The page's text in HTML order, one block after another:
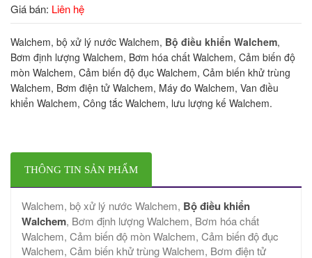
Giá bán: Liên hệ
Walchem, bộ xử lý nước Walchem, Bộ điều khiển Walchem,
Bơm định lượng Walchem, Bơm hóa chất Walchem, Cảm biến độ
mòn Walchem, Cảm biến độ đục Walchem, Cảm biến khử trùng
Walchem, Bơm điện tử Walchem, Máy đo Walchem, Van điều
khiển Walchem, Công tắc Walchem, lưu lượng kế Walchem.
THÔNG TIN SẢN PHẨM
Walchem, bộ xử lý nước Walchem, Bộ điều khiển
Walchem, Bơm định lượng Walchem, Bơm hóa chất
Walchem, Cảm biến độ mòn Walchem, Cảm biến độ đục
Walchem, Cảm biến khử trùng Walchem, Bơm điện tử